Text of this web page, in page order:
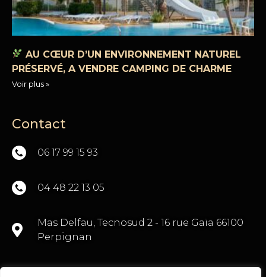
AU CŒUR D’UN ENVIRONNEMENT NATUREL
PRÉSERVÉ, A VENDRE CAMPING DE CHARME
Voir plus »
Contact
06 17 99 15 93
04 48 22 13 05
Mas Delfau, Tecnosud 2 - 16 rue Gaïa 66100
Perpignan